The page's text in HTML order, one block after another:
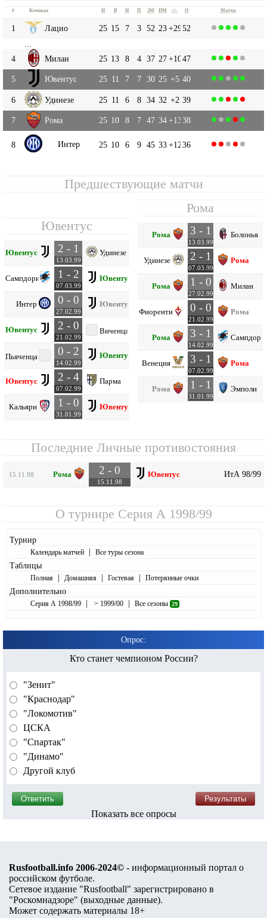
# Команда И В Н П ЗМ ПМ +|- О Матчи
1 Лацио 25 15 7 3 52 23+2952
4
Милан 25 13 8 4 37 27+1047
5 Ювентус 25 11 7 7 30 25 +5 40
6 Удинезе 25 11 6 8 34 32 +2 39
7 Рома 25 10 8 7 47 34+1338
8 Интер 25 10 6 9 45 33+1236
Предшествующие матчи
Ювентус
Ювентус 2 - 1
13.03.99
Удинезе
Сампдория 1 - 2
07.03.99
Ювентус
Интер 0 - 0
27.02.99
Ювентус
Ювентус 2 - 0
21.02.99
Виченца
Пьяченца 0 - 2
14.02.99
Ювентус
Ювентус 2 - 4
07.02.99
Парма
Кальяри 1 - 0
31.01.99
Ювентус
Рома
Рома 3 - 1
13.03.99
Болонья
Удинезе 2 - 1
07.03.99
Рома
Рома 1 - 0
27.02.99
Милан
Фиорентина 0 - 0
21.02.99
Рома
Рома 3 - 1
14.02.99
Венеция 3 - 1
07.02.99
Рома
Рома 1 - 1
31.01.99
Эмполи
Последние Личные противостояния
15.11.98 Рома 2 - 0
15.11.98
Ювентус ИтА 98/99
О турнире Серия А 1998/99
Турнир
Календарь матчей | Все туры сезона
Таблицы
Полная | Домашняя | Гостевая | Потерянные очки
Дополнительно
Серия А 1998/99 | > 1999/00 | Все сезоны 29
Опрос:
Кто станет чемпионом России?
"Зенит"
"Краснодар"
"Локомотив"
ЦСКА
"Спартак"
"Динамо"
Другой клуб
Показать все опросы
Rusfootball.info 2006-2024© - информационный портал о
российском футболе.
Сетевое издание "Rusfootball" зарегистрировано в
"Роскомнадзоре" (выходные данные).
Может содержать материалы 18+